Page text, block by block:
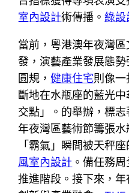
室內設計術傳播。綠設
當前，粵港澳年夜灣
發，演藝產業發展態
圓規，健康住宅則像一
斷地在水瓶座的藍光
交點」。的舉辦，標
年夜灣區藝術節籌張
「霸氣」瞬間被天秤
風室內設計 。備任務
推進階段。接下來，